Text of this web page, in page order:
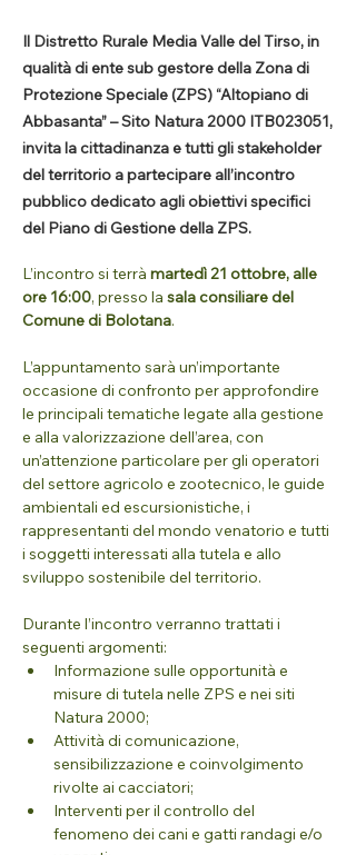
Il Distretto Rurale Media Valle del Tirso, in
qualità di ente sub gestore della Zona di
Protezione Speciale (ZPS) “Altopiano di
Abbasanta” – Sito Natura 2000 ITB023051,
invita la cittadinanza e tutti gli stakeholder
del territorio a partecipare all’incontro
pubblico dedicato agli obiettivi specifici
del Piano di Gestione della ZPS.
L’incontro si terrà martedì 21 ottobre, alle
ore 16:00, presso la sala consiliare del
Comune di Bolotana.
L’appuntamento sarà un’importante
occasione di confronto per approfondire
le principali tematiche legate alla gestione
e alla valorizzazione dell’area, con
un’attenzione particolare per gli operatori
del settore agricolo e zootecnico, le guide
ambientali ed escursionistiche, i
rappresentanti del mondo venatorio e tutti
i soggetti interessati alla tutela e allo
sviluppo sostenibile del territorio.
Durante l’incontro verranno trattati i
seguenti argomenti:
Informazione sulle opportunità e
misure di tutela nelle ZPS e nei siti
Natura 2000;
Attività di comunicazione,
sensibilizzazione e coinvolgimento
rivolte ai cacciatori;
Interventi per il controllo del
fenomeno dei cani e gatti randagi e/o